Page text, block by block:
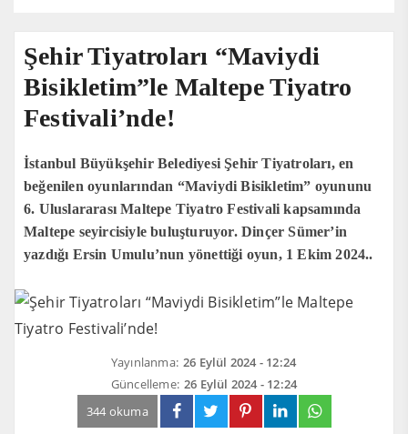
Şehir Tiyatroları “Maviydi
Bisikletim”le Maltepe Tiyatro
Festivali’nde!
İstanbul Büyükşehir Belediyesi Şehir Tiyatroları, en
beğenilen oyunlarından “Maviydi Bisikletim” oyununu
6. Uluslararası Maltepe Tiyatro Festivali kapsamında
Maltepe seyircisiyle buluşturuyor. Dinçer Sümer’in
yazdığı Ersin Umulu’nun yönettiği oyun, 1 Ekim 2024..
Yayınlanma: 26 Eylül 2024 - 12:24
Güncelleme: 26 Eylül 2024 - 12:24
344 okuma